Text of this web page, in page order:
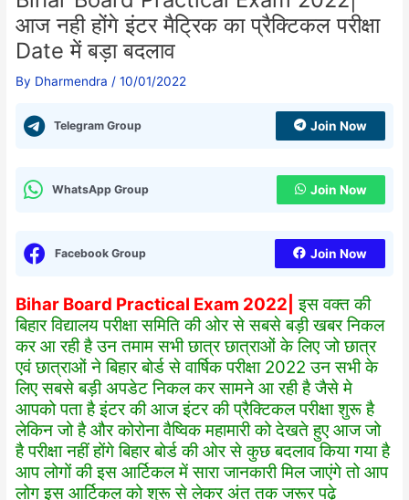
आज नही होंगे इंटर मैट्रिक का प्रैक्टिकल परीक्षा
Date में बड़ा बदलाव
By Dharmendra /10/01/2022
Telegram Group Join Now
WhatsApp Group Join Now
Facebook Group Join Now
Bihar Board Practical Exam 2022| इस वक्त की
बिहार विद्यालय परीक्षा समिति की ओर से सबसे बड़ी खबर निकल
कर आ रही है उन तमाम सभी छात्र छात्राओं के लिए जो छात्र
एवं छात्राओं ने बिहार बोर्ड से वार्षिक परीक्षा 2022 उन सभी के
लिए सबसे बड़ी अपडेट निकल कर सामने आ रही है जैसे मे
आपको पता है इंटर की आज इंटर की प्रैक्टिकल परीक्षा शुरू है
लेकिन जो है और कोरोना वैष्विक महामारी को देखते हुए आज जो
है परीक्षा नहीं होंगे बिहार बोर्ड की ओर से कुछ बदलाव किया गया है
आप लोगों की इस आर्टिकल में सारा जानकारी मिल जाएंगे तो आप
लोग इस आर्टिकल को शुरू से लेकर अंत तक जरूर पढ़े